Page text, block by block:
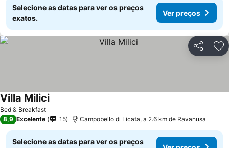
Selecione as datas para ver os preços
exatos.
Ver preços
Partilhar
Bed & Breakfast
Villa Milici
8,9 Excelente 15 Campobello di Licata, a 2.6 km de Ravanusa
Selecione as datas para ver os preços